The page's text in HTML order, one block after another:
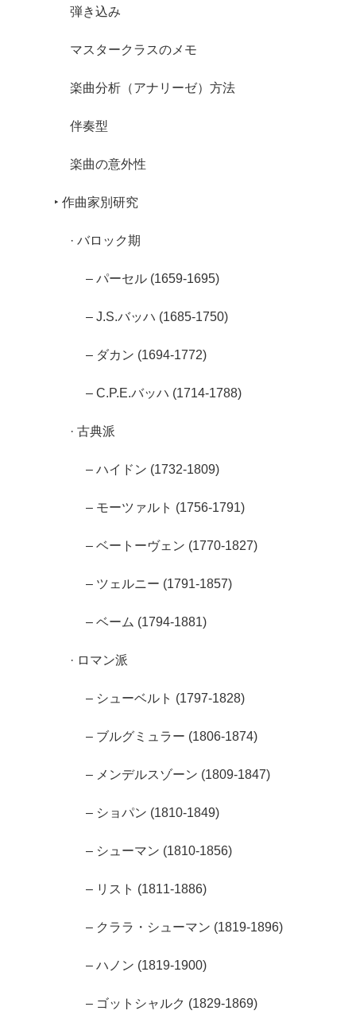
弾き込み
マスタークラスのメモ
楽曲分析（アナリーゼ）方法
伴奏型
楽曲の意外性
‣ 作曲家別研究
· バロック期
– パーセル (1659-1695)
– J.S.バッハ (1685-1750)
– ダカン (1694-1772)
– C.P.E.バッハ (1714-1788)
· 古典派
– ハイドン (1732-1809)
– モーツァルト (1756-1791)
– ベートーヴェン (1770-1827)
– ツェルニー (1791-1857)
– ベーム (1794-1881)
· ロマン派
– シューベルト (1797-1828)
– ブルグミュラー (1806-1874)
– メンデルスゾーン (1809-1847)
– ショパン (1810-1849)
– シューマン (1810-1856)
– リスト (1811-1886)
– クララ・シューマン (1819-1896)
– ハノン (1819-1900)
– ゴットシャルク (1829-1869)